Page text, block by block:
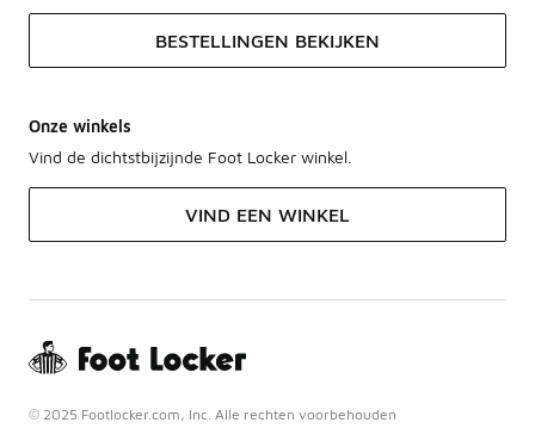
BESTELLINGEN BEKIJKEN
Onze winkels
Vind de dichtstbijzijnde Foot Locker winkel.
VIND EEN WINKEL
© 2025 Footlocker.com, Inc. Alle rechten voorbehouden